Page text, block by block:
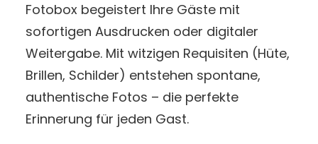
Fotobox begeistert Ihre Gäste mit
sofortigen Ausdrucken oder digitaler
Weitergabe. Mit witzigen Requisiten (Hüte,
Brillen, Schilder) entstehen spontane,
authentische Fotos – die perfekte
Erinnerung für jeden Gast.